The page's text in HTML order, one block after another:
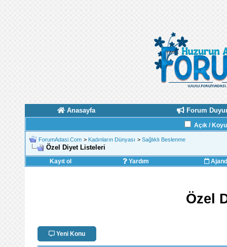
Anasayfa Forum
Açık /
ForumAdasi.Com > Kadınların Dünyası > Sağlıklı Beslenme
Özel Diyet Listeleri
Kayıt ol Yardım
Özel
Yeni Konu